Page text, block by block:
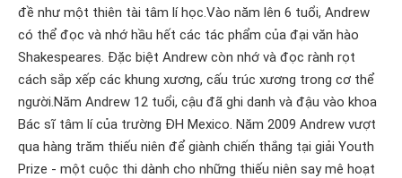
đề như một thiên tài tâm lí học.Vào năm lên 6 tuổi, Andrew
có thể đọc và nhớ hầu hết các tác phẩm của đại văn hào
Shakespeares. Đặc biệt Andrew còn nhớ và đọc rành rọt
cách sắp xếp các khung xương, cấu trúc xương trong cơ thể
người.Năm Andrew 12 tuổi, cậu đã ghi danh và đậu vào khoa
Bác sĩ tâm lí của trường ĐH Mexico. Năm 2009 Andrew vượt
qua hàng trăm thiếu niên để giành chiến thắng tại giải Youth
Prize - một cuộc thi dành cho những thiếu niên say mê hoạt